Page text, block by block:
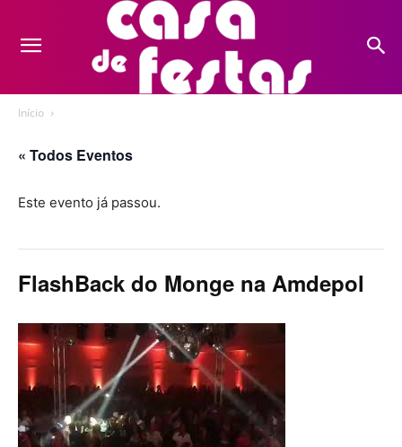
Início
« Todos Eventos
Este evento já passou.
FlashBack do Monge na Amdepol